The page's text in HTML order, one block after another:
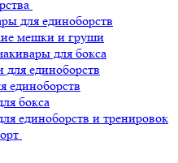
для единоборств
мешки и груши
для бокса
для единоборств
единоборств
бокса
единоборств и тренировок